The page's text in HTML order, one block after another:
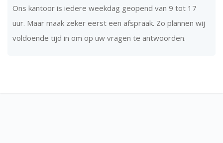
Ons kantoor is iedere weekdag geopend van 9 tot 17
uur. Maar maak zeker eerst een afspraak. Zo plannen wij
voldoende tijd in om op uw vragen te antwoorden.